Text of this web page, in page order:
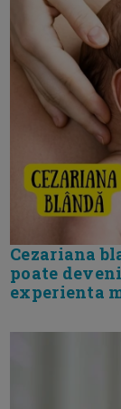
Cezariana
poate
experienta